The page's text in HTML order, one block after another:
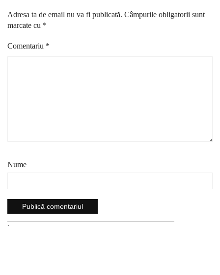
Adresa ta de email nu va fi publicată. Câmpurile obligatorii sunt
marcate cu *
Comentariu *
Nume
`